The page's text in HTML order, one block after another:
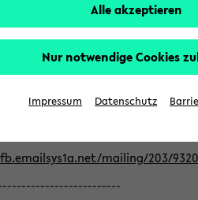
an
mailing/203/
Alle akzeptieren
Nur notwendige Cookies
Impressum Datenschutz